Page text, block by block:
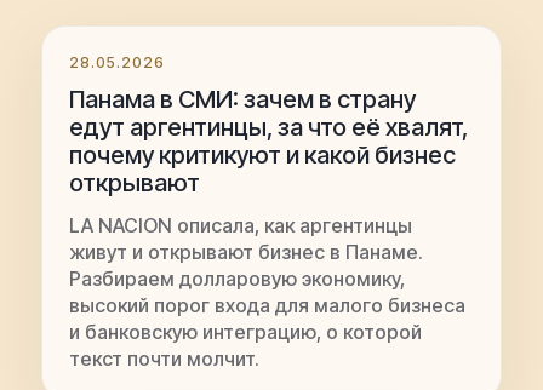
28.05.2026
Панама в СМИ: зачем в страну
едут аргентинцы, за что её хвалят,
почему критикуют и какой бизнес
открывают
LA NACION описала, как аргентинцы
живут и открывают бизнес в Панаме.
Разбираем долларовую экономику,
высокий порог входа для малого бизнеса
и банковскую интеграцию, о которой
текст почти молчит.